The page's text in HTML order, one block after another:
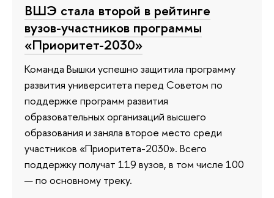
ВШЭ стала второй в рейтинге
вузов-участников программы
«Приоритет-2030»
Команда Вышки успешно защитила программу
развития университета перед Советом по
поддержке программ развития
образовательных организаций высшего
образования и заняла второе место среди
участников «Приоритета-2030». Всего
поддержку получат 119 вузов, в том числе 100
— по основному треку.